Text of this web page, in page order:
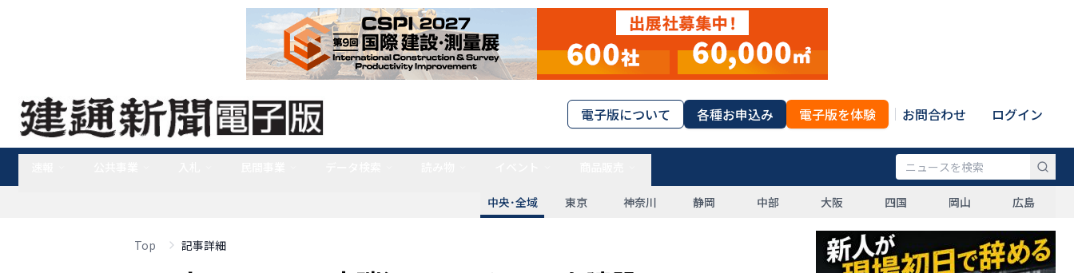
電子版について 各種お申込み 電子版を体験 お問合わせ ログイン
中央･全域 東京 神奈川 静岡 中部 大阪 四国 岡山 広島
Top 記事詳細